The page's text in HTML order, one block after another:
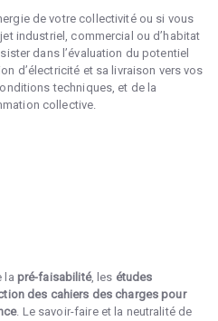
de votre collectivité ou si vous
industriel, commercial ou d’habitat
dans l’évaluation du potentiel
d’électricité et sa livraison vers vos
techniques, et de la
collective.
la pré-faisabilité, les études
des cahiers des charges pour
. Le savoir-faire et la neutralité de